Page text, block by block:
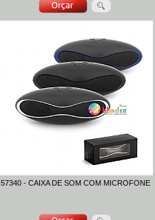
57340 - CAIXA DE SOM COM MICROFONE